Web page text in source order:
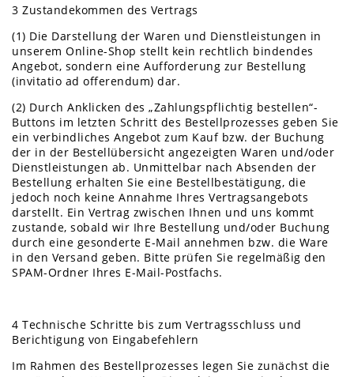
3 Zustandekommen des Vertrags
(1) Die Darstellung der Waren und Dienstleistungen in
unserem Online-Shop stellt kein rechtlich bindendes
Angebot, sondern eine Aufforderung zur Bestellung
(invitatio ad offerendum) dar.
(2) Durch Anklicken des „Zahlungspflichtig bestellen“-
Buttons im letzten Schritt des Bestellprozesses geben Sie
ein verbindliches Angebot zum Kauf bzw. der Buchung
der in der Bestellübersicht angezeigten Waren und/oder
Dienstleistungen ab. Unmittelbar nach Absenden der
Bestellung erhalten Sie eine Bestellbestätigung, die
jedoch noch keine Annahme Ihres Vertragsangebots
darstellt. Ein Vertrag zwischen Ihnen und uns kommt
zustande, sobald wir Ihre Bestellung und/oder Buchung
durch eine gesonderte E-Mail annehmen bzw. die Ware
in den Versand geben. Bitte prüfen Sie regelmäßig den
SPAM-Ordner Ihres E-Mail-Postfachs.
4 Technische Schritte bis zum Vertragsschluss und
Berichtigung von Eingabefehlern
Im Rahmen des Bestellprozesses legen Sie zunächst die